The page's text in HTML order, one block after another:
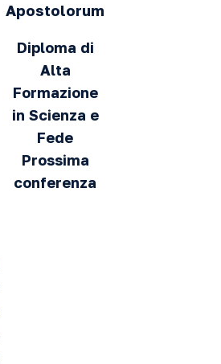
Apostolorum
Diploma di
Alta
Formazione
in Scienza e
Fede
Prossima
conferenza